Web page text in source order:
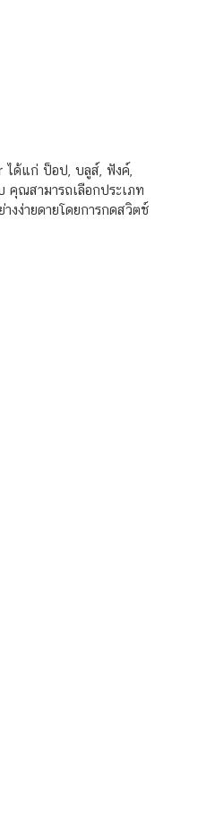
ได้แก่ ป็อป, บลูส์, ฟังค์,
คุณสามารถเลือกประเภท
งง่ายดายโดยการกดสวิตช์